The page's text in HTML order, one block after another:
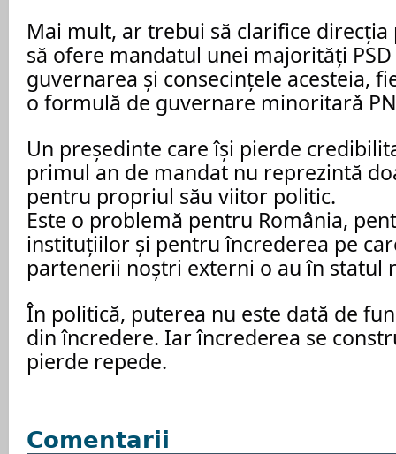
Mai mult, ar trebui să clarifice
să ofere mandatul unei majorități
guvernarea și consecințele acesteia,
o formulă de guvernare minoritarǎ
Un președinte care își pierde
primul an de mandat nu reprezintă
pentru propriul său viitor politic.
Este o problemă pentru România,
instituțiilor și pentru încrederea pe
partenerii noștri externi o au în statul
În politică, puterea nu este dată de
din încredere. Iar încrederea se
pierde repede.
Comentarii